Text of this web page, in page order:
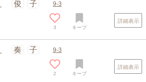
俊 子 9-3
3 キープ
詳細表示
奏 子 9-3
2 キープ
詳細表示